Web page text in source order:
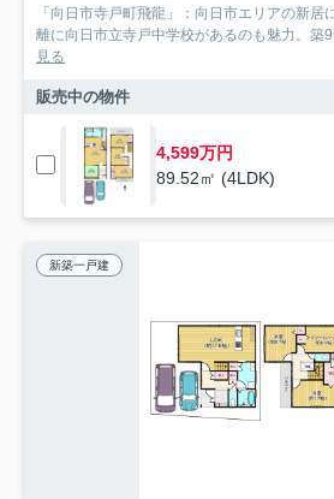
「向日市寺戸町飛龍」：向日市エリアの新居
離に向日市立寺戸中学校があるのも魅力。築9
見る
販売中の物件
4,599万円
89.52㎡ (4LDK)
新築一戸建